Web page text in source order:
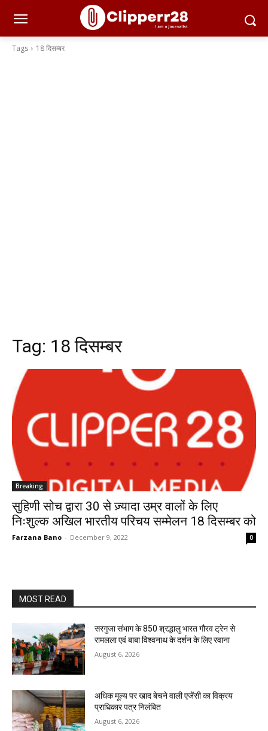
Tags 18 दिसम्बर
Tag: 18 दिसम्बर
Breaking
सुहिणी सोच द्वारा 30 से ज़्यादा उम्र वालों के लिए
निःशुल्क अखिल भारतीय परिचय सम्मेलन 18 दिसम्बर को
Farzana Bano - December 9, 2022 0
MOST READ
सरगुजा संभाग के 850 श्रद्धालु भारत गौरव ट्रेन से
रामलला एवं बाबा विश्वनाथ के दर्शन के लिए रवाना
August 6, 2026
अधिक मूल्य पर खाद बेचने वाली एजेंसी का विक्रय
प्राधिकार पत्र निलंबित
August 6, 2026